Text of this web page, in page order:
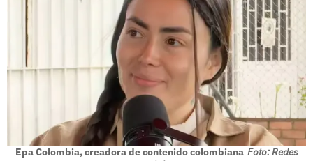
Epa Colombia, creadora de contenido colombiana Foto: Redes